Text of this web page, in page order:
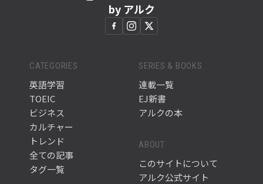
by アルク
CATEGORIES
英語学習
TOEIC
ビジネス
カルチャー
トレンド
全ての記事
タグ一覧
SERIES & BOOKS
連載一覧
EJ新書
アルクの本
ABOUT
このサイトについて
アルク公式サイト